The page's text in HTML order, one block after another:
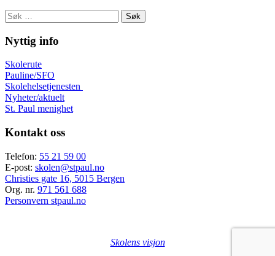
Søk
etter:
Nyttig info
Skolerute
Pauline/SFO
Skolehelsetjenesten
Nyheter/aktuelt
St. Paul menighet
Kontakt oss
Telefon: 55 21 59 00
E-post: skolen@stpaul.no
Christies gate 16, 5015 Bergen
Org. nr. 971 561 688
Personvern stpaul.no
Skolens visjon